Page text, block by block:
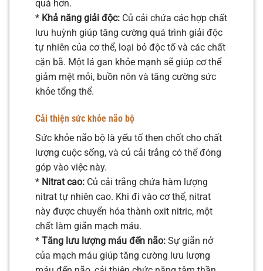
quả hơn.
* Khả năng giải độc: Củ cải chứa các hợp chất
lưu huỳnh giúp tăng cường quá trình giải độc
tự nhiên của cơ thể, loại bỏ độc tố và các chất
cặn bã. Một lá gan khỏe mạnh sẽ giúp cơ thể
giảm mệt mỏi, buồn nôn và tăng cường sức
khỏe tổng thể.
Cải thiện sức khỏe não bộ
Sức khỏe não bộ là yếu tố then chốt cho chất
lượng cuộc sống, và củ cải trắng có thể đóng
góp vào việc này.
* Nitrat cao: Củ cải trắng chứa hàm lượng
nitrat tự nhiên cao. Khi đi vào cơ thể, nitrat
này được chuyển hóa thành oxit nitric, một
chất làm giãn mạch máu.
* Tăng lưu lượng máu đến não: Sự giãn nở
của mạch máu giúp tăng cường lưu lượng